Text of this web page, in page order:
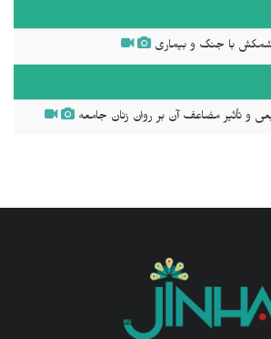
با جنگ و بیماری
و تأثیر مضاعف آن بر روان زنان جامعه